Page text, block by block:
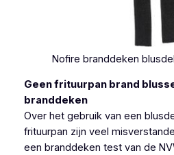
Nofire branddeken
Geen frituurpan brand
branddeken
Over het gebruik van een
frituurpan zijn veel
een branddeken test van de